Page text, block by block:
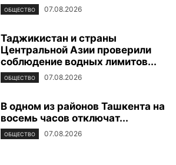
ОБЩЕСТВО 07.08.2026
Таджикистан и страны
Центральной Азии проверили
соблюдение водных лимитов...
ОБЩЕСТВО 07.08.2026
В одном из районов Ташкента на
восемь часов отключат...
ОБЩЕСТВО 07.08.2026